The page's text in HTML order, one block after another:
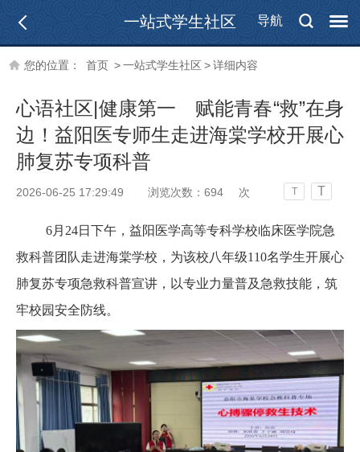
导航
一站式学生社区
您的位置： 首页 >一站式学生社区 >详细内容
心语社区|健康第一 赋能青春“救”在身
边！益阳医专师生走进海棠学校开展心
肺复苏专项科普
2026-06-25 17:29:49 浏览次数： 694 次 T T
6月24日下午，益阳医学高等专科学校临床医学院急
救科普团队走进海棠学校，为该校八年级110名学生开展心
肺复苏专项急救科普宣讲，以专业力量普及急救技能，筑
牢校园安全防线。